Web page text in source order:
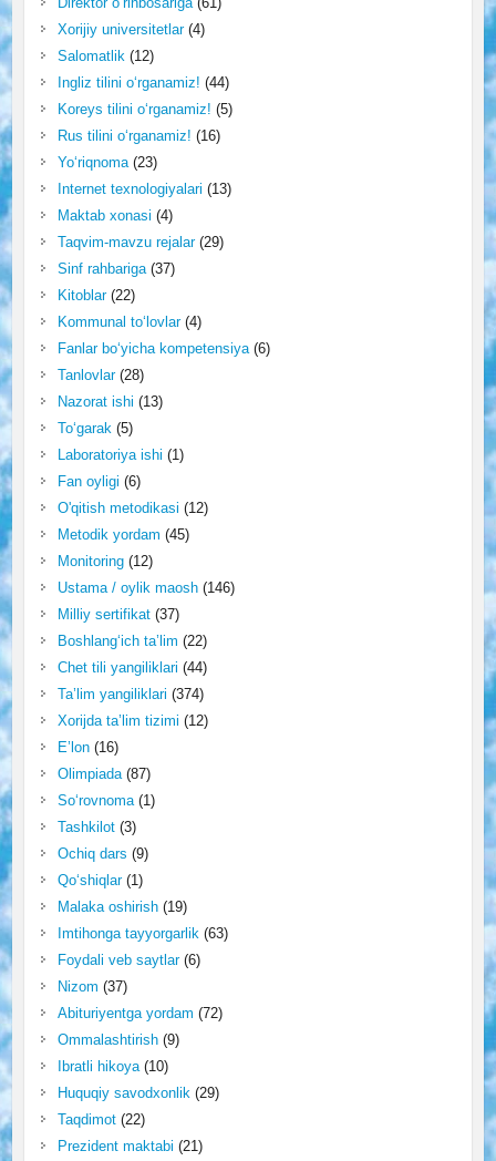
Xorijiy universitetlar(4)
Salomatlik(12)
Ingliz tilini o‘rganamiz! (44)
Koreys tilini o‘rganamiz! (5)
Rus tilini o‘rganamiz! (16)
Yo‘riqnoma(23)
Internet texnologiyalari (13)
Maktab xonasi (4)
Taqvim-mavzu rejalar(29)
Sinf rahbariga(37)
Kitoblar(22)
Kommunal to‘lovlar(4)
Fanlar bo‘yicha kompetensiya(6)
Tanlovlar(28)
Nazorat ishi (13)
To‘garak(5)
Laboratoriya ishi (1)
Fan oyligi (6)
O'qitish metodikasi (12)
Metodik yordam (45)
Monitoring(12)
Ustama / oylik maosh(146)
Milliy sertifikat(37)
Boshlang‘ich ta’lim (22)
Chet tili yangiliklari (44)
Ta’lim yangiliklari (374)
Xorijda ta’lim tizimi (12)
E’lon(16)
Olimpiada(87)
So‘rovnoma(1)
Tashkilot(3)
Ochiq dars (9)
Qo‘shiqlar(1)
Malaka oshirish(19)
Imtihonga tayyorgarlik(63)
Foydali veb saytlar(6)
Nizom (37)
Abituriyentga yordam (72)
Ommalashtirish(9)
Ibratli hikoya(10)
Huquqiy savodxonlik(29)
Taqdimot(22)
Prezident maktabi (21)